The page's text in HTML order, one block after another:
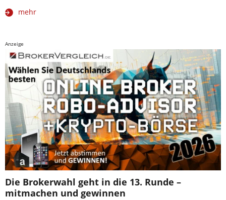
mehr
Anzeige
Die Brokerwahl geht in die 13. Runde –
mitmachen und gewinnen